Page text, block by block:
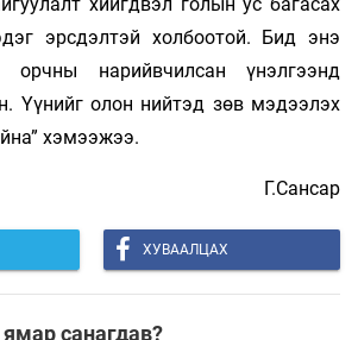
хийгдвэл голын ус багасах
эрсдэлтэй холбоотой. Бид энэ
орчны нарийвчилсан үнэлгээнд
Үүнийг олон нийтэд зөв мэдээлэх
хэмээжээ.
Г.Сансар
ХУВААЛЦАХ
санагдав?